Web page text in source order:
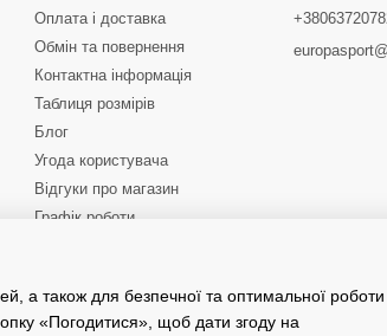
Оплата і доставка
Обмін та повернення
Контактна інформація
Таблиця розмірів
Блог
Угода користувача
Відгуки про магазин
Графік роботи
а також для безпечної та оптимальної роботи
«Погодитися», щоб дати згоду на